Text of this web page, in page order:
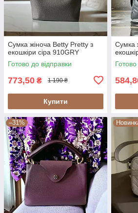
Сумка жіноча Betty Pretty з
екошкіри сіра 910GRY
Готово до відправки
773,50 ₴ 1 190 ₴
Купити
Сумка
–31%